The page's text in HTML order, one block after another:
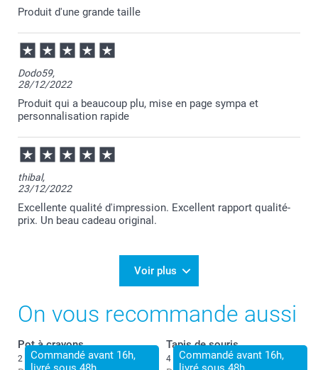
Produit d'une grande taille
Dodo59,
28/12/2022
Produit qui a beaucoup plu, mise en page sympa et
personnalisation rapide
thibal,
23/12/2022
Excellente qualité d'impression. Excellent rapport qualité-
prix. Un beau cadeau original.
Voir plus
On vous recommande aussi
Commandé avant 16h,
Pot à crayons
2 variantes
Commandé avant 16h,
Tapis de souris
4 variantes